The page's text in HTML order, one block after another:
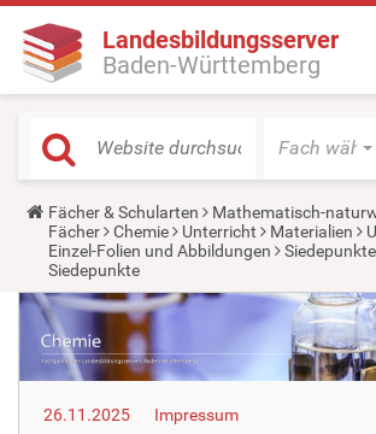
Landesbildungsserver
Baden-Württemberg
Fach wählen
Y
o
u
a
r
e
h
e
r
e
Fächer & Schularten
Mathematisch-
Fächer
Chemie Unterricht Materialien
Einzel-Folien und Abbildungen
Siedepunkte
Siedepunkte
26.11.2025
Impressum